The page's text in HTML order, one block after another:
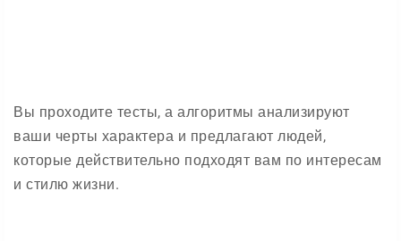
Вы проходите тесты, а алгоритмы анализируют
ваши черты характера и предлагают людей,
которые действительно подходят вам по интересам
и стилю жизни.